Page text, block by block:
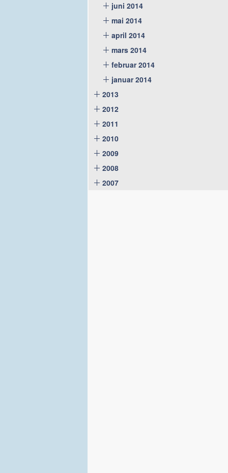
juni 2014
mai 2014
april 2014
mars 2014
februar 2014
januar 2014
2013
2012
2011
2010
2009
2008
2007